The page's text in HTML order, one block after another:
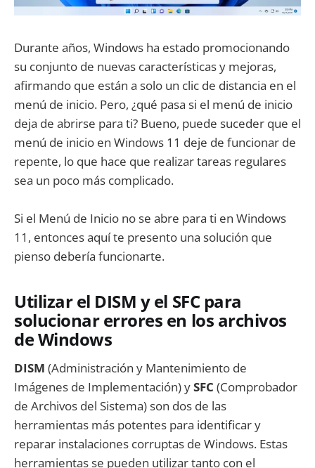
Durante años, Windows ha estado promocionando
su conjunto de nuevas características y mejoras,
afirmando que están a solo un clic de distancia en el
menú de inicio. Pero, ¿qué pasa si el menú de inicio
deja de abrirse para ti? Bueno, puede suceder que el
menú de inicio en Windows 11 deje de funcionar de
repente, lo que hace que realizar tareas regulares
sea un poco más complicado.
Si el Menú de Inicio no se abre para ti en Windows
11, entonces aquí te presento una solución que
pienso debería funcionarte.
Utilizar el DISM y el SFC para
solucionar errores en los archivos
de Windows
DISM (Administración y Mantenimiento de
Imágenes de Implementación) ySFC (Comprobador
de Archivos del Sistema) son dos de las
herramientas más potentes para identificar y
reparar instalaciones corruptas de Windows. Estas
herramientas se pueden utilizar tanto con el